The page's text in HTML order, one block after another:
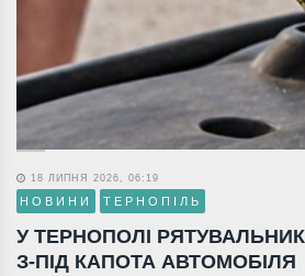
18 ЛИПНЯ 2026, 06:19
НОВИНИ ТЕРНОПІЛЬ
У ТЕРНОПОЛІ
З-ПІД КАПОТА АВТОМОБІЛЯ